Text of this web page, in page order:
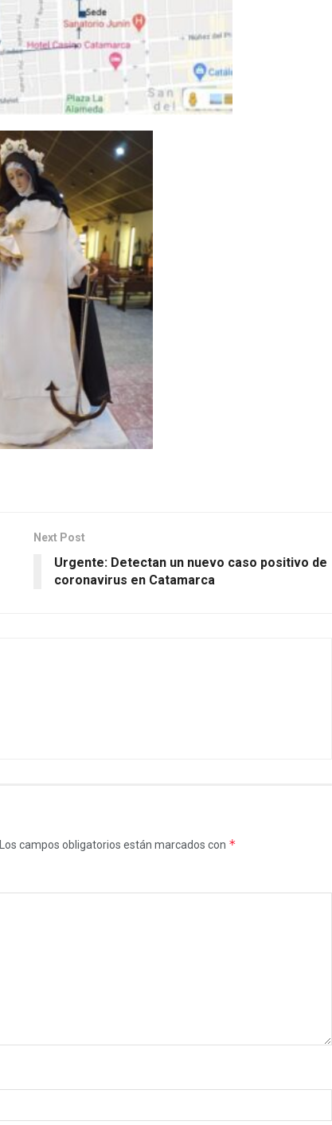
Next Post
Urgente: Detectan un nuevo caso positivo de
coronavirus en Catamarca
Los campos obligatorios están marcados con *